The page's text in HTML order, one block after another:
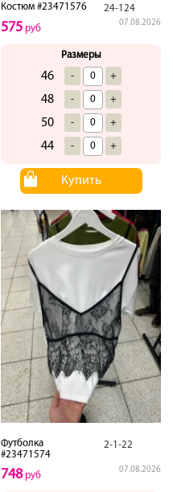
Костюм #23471576 24-124
07.08.2026
575 руб
Размеры
46 - +
48 - +
50 - +
44 - +
Купить
Футболка
#23471574
2-1-22
07.08.2026
748руб